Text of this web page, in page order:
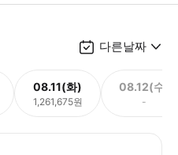
다른날짜
08.11(화)
1,261,675원
08.12(수)
-